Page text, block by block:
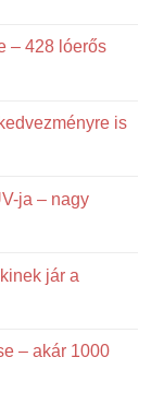
– 428 lóerős
is
ja – nagy
jár a
– akár 1000